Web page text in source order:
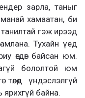
зарла, таныг
хамаатан, би
гэж ирээд
Тухайн үед
өгдөг байсан юм.
бололтой юм
үндэслэлгүй
ярихгүй байна.